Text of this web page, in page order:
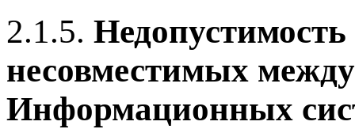
2.1.5.
несовместимых
Информационных